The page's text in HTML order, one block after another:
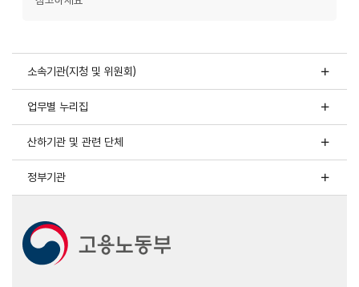
소속기관(지청 및 위원회)
업무별 누리집
산하기관 및 관련 단체
정부기관